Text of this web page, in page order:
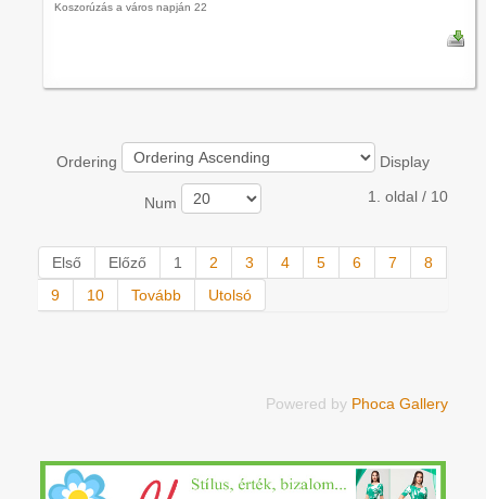
Koszorúzás a város napján 22
Ordering Display
Num 1. oldal / 10
Első Előző 1 2 3 4 5 6 7
8
9
10 Tovább Utolsó
Powered by Phoca Gallery